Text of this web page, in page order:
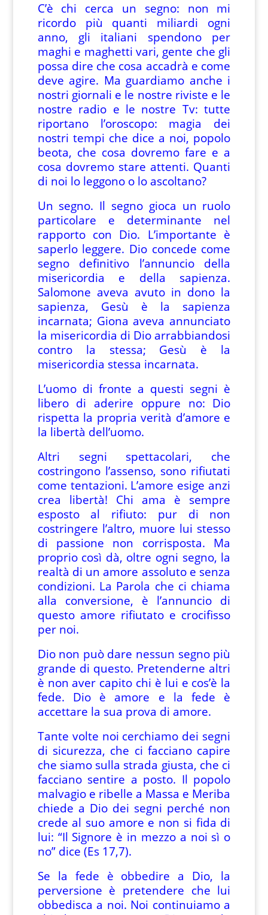
C’è chi cerca un segno: non mi
ricordo più quanti miliardi ogni
anno, gli italiani spendono per
maghi e maghetti vari, gente che gli
possa dire che cosa accadrà e come
deve agire. Ma guardiamo anche i
nostri giornali e le nostre riviste e le
nostre radio e le nostre Tv: tutte
riportano l’oroscopo: magia dei
nostri tempi che dice a noi, popolo
beota, che cosa dovremo fare e a
cosa dovremo stare attenti. Quanti
di noi lo leggono o lo ascoltano?
Un segno. Il segno gioca un ruolo
particolare e determinante nel
rapporto con Dio. L’importante è
saperlo leggere. Dio concede come
segno definitivo l’annuncio della
misericordia e della sapienza.
Salomone aveva avuto in dono la
sapienza, Gesù è la sapienza
incarnata; Giona aveva annunciato
la misericordia di Dio arrabbiandosi
contro la stessa; Gesù è la
misericordia stessa incarnata.
L’uomo di fronte a questi segni è
libero di aderire oppure no: Dio
rispetta la propria verità d’amore e
la libertà dell’uomo.
Altri segni spettacolari, che
costringono l’assenso, sono rifiutati
come tentazioni. L’amore esige anzi
crea libertà! Chi ama è sempre
esposto al rifiuto: pur di non
costringere l’altro, muore lui stesso
di passione non corrisposta. Ma
proprio così dà, oltre ogni segno, la
realtà di un amore assoluto e senza
condizioni. La Parola che ci chiama
alla conversione, è l’annuncio di
questo amore rifiutato e crocifisso
per noi.
Dio non può dare nessun segno più
grande di questo. Pretenderne altri
è non aver capito chi è lui e cos’è la
fede. Dio è amore e la fede è
accettare la sua prova di amore.
Tante volte noi cerchiamo dei segni
di sicurezza, che ci facciano capire
che siamo sulla strada giusta, che ci
facciano sentire a posto. Il popolo
malvagio e ribelle a Massa e Meriba
chiede a Dio dei segni perché non
crede al suo amore e non si fida di
lui: “Il Signore è in mezzo a noi sì o
no” dice (Es 17,7).
Se la fede è obbedire a Dio, la
perversione è pretendere che lui
obbedisca a noi. Noi continuiamo a